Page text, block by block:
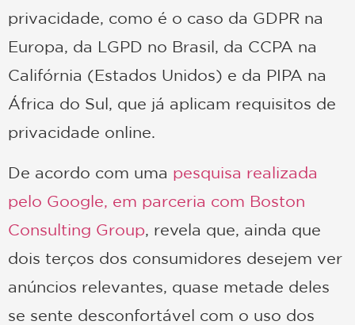
privacidade, como é o caso da GDPR na
Europa, da LGPD no Brasil, da CCPA na
Califórnia (Estados Unidos) e da PIPA na
África do Sul, que já aplicam requisitos de
privacidade online.
De acordo com uma pesquisa realizada
pelo Google, em parceria com Boston
Consulting Group , revela que, ainda que
dois terços dos consumidores desejem ver
anúncios relevantes, quase metade deles
se sente desconfortável com o uso dos